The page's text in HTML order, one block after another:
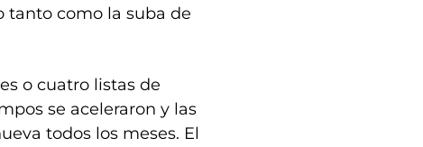
tanto como la suba de
o cuatro listas de
se aceleraron y las
todos los meses. El